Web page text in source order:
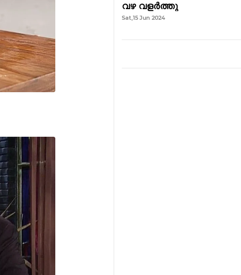
വഴ വളർത്തു
Sat,15 Jun 2024